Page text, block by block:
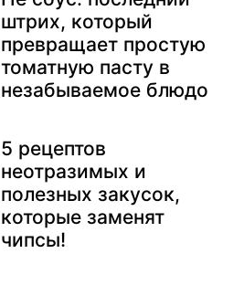
штрих, который
превращает простую
томатную пасту в
незабываемое блюдо
5 рецептов
неотразимых и
полезных закусок,
которые заменят
чипсы!